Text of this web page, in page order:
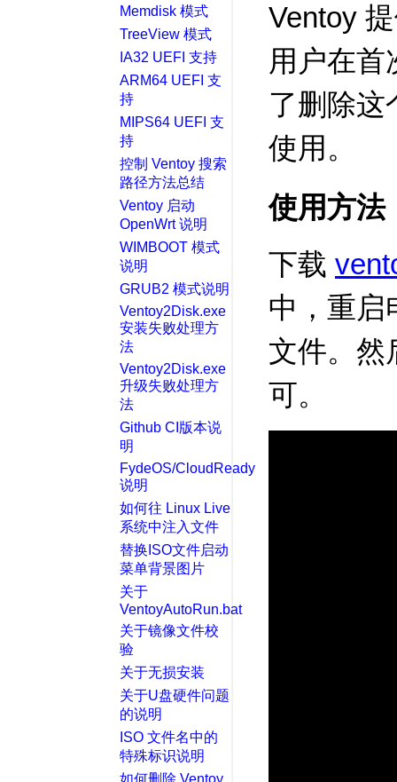
Memdisk 模式
TreeView 模式
IA32 UEFI 支持
ARM64 UEFI 支
持
MIPS64 UEFI 支
持
控制 Ventoy 搜索
路径方法总结
Ventoy 启动
OpenWrt 说明
WIMBOOT 模式
说明
GRUB2 模式说明
Ventoy2Disk.exe
安装失败处理方
法
Ventoy2Disk.exe
升级失败处理方
法
Github CI版本说
明
FydeOS/CloudReady
说明
如何往 Linux Live
系统中注入文件
替换ISO文件启动
菜单背景图片
关于
VentoyAutoRun.bat
关于镜像文件校
验
关于无损安装
关于U盘硬件问题
的说明
ISO 文件名中的
特殊标识说明
如何删除 Ventoy
Ventoy
用户在首
了删除这
使用。
使用方法
下载
中，重启
文件。然
可。